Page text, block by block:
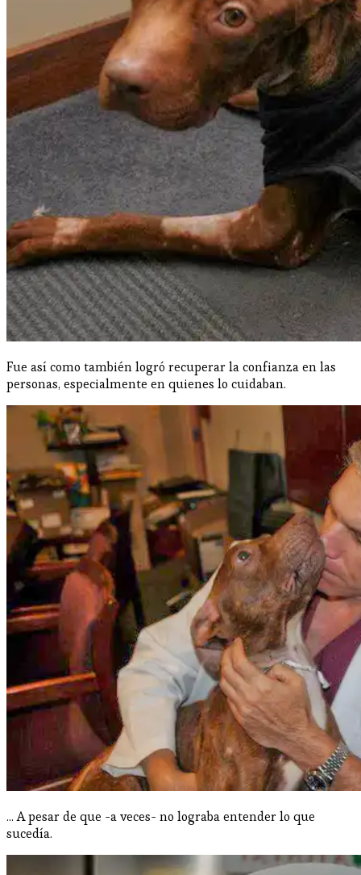
Fue así como también logró recuperar la confianza en las
personas, especialmente en quienes lo cuidaban.
... A pesar de que -a veces- no lograba entender lo que
sucedía.